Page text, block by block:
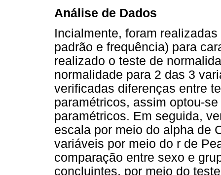
Análise de Dados
Incialmente, foram
padrão e frequência) para
realizado o teste de
normalidade para 2 das 3
verificadas diferenças entre
paramétricos, assim optou-
paramétricos. Em seguida,
escala por meio do alpha de
variáveis por meio do r de
comparação entre sexo e
concluintes, por meio do